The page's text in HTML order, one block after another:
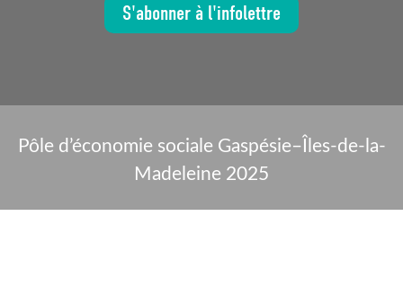
S'abonner à l'infolettre
Pôle d’économie sociale Gaspésie–Îles-de-la-
Madeleine 2025